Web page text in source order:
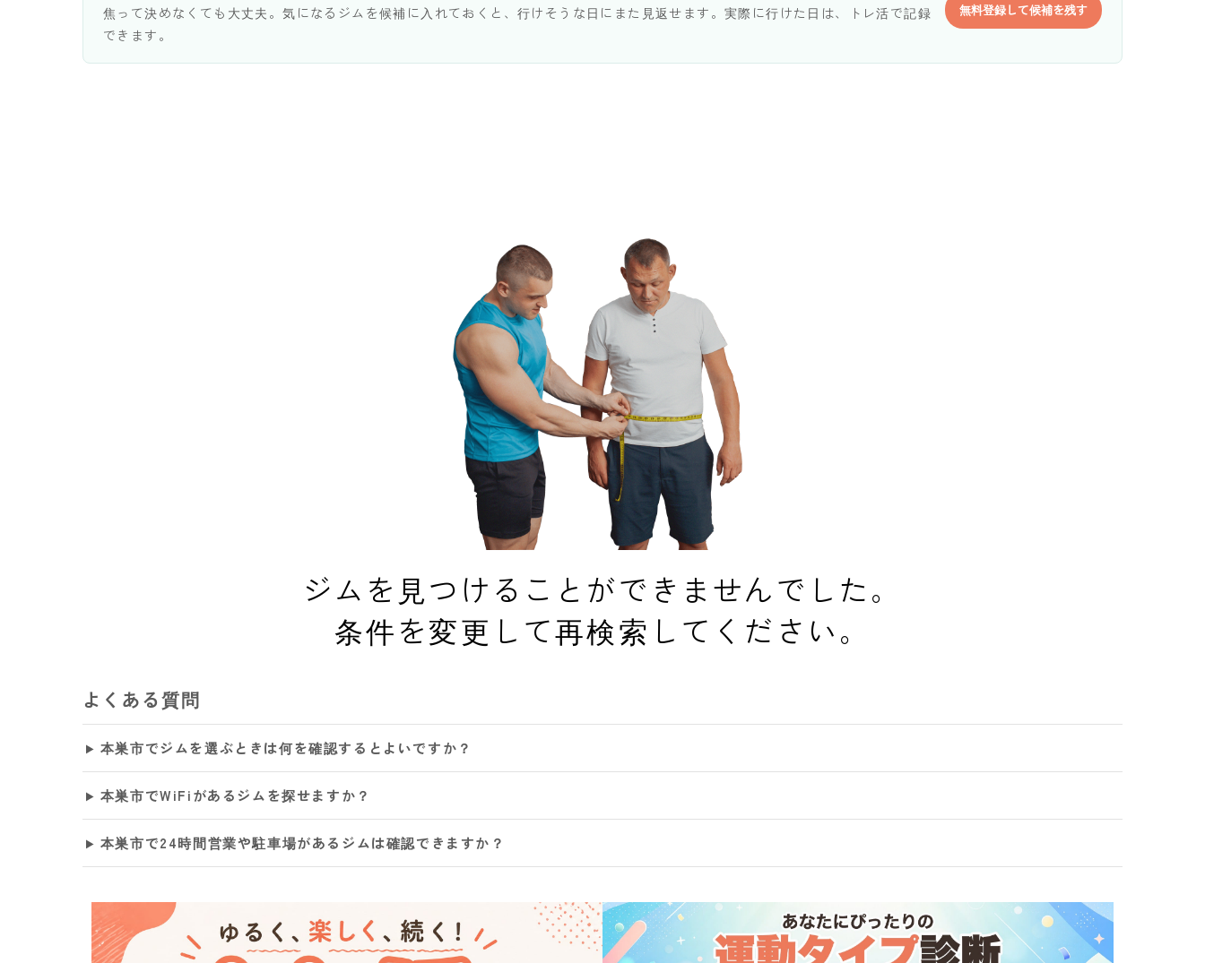
焦って決めなくても大丈夫。気になるジムを候補に入れておくと、行けそうな日にまた見返せます。実際に行けた日は、トレ活で記録
できます。
無料登録して候補を残す
ジムを見つけることができませんでした。
条件を変更して再検索してください。
よくある質問
本巣市でジムを選ぶときは何を確認するとよいですか？
本巣市でWiFiがあるジムを探せますか？
本巣市で24時間営業や駐車場があるジムは確認できますか？